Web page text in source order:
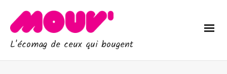
L'écomag de ceux qui bougent